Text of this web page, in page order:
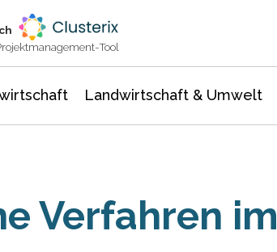
Tool
Landwirtschaft & Umwelt
Verfahren im